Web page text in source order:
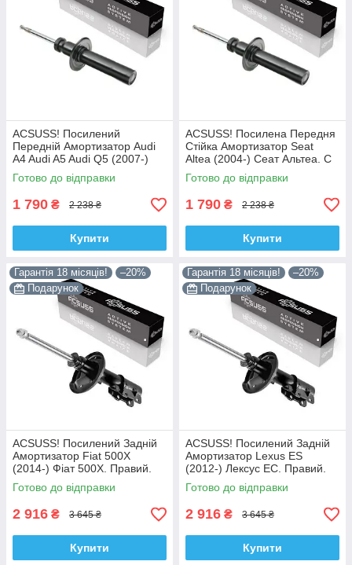
ACSUSS! Посилений
Передній Амортизатор Audi
A4 Audi A5 Audi Q5 (2007-)
Ауді А4 А5 Ку 5. С Чашкой!
313363 , 341717 Корея!
Готово до відправки
1 790 ₴ 2 238 ₴
Купити
ACSUSS! Посилена Передня
Стійка Амортизатор Seat
Altea (2004-) Сеат Альтеа. С
Чашкой! 313363 , 341717
Корея!
Готово до відправки
1 790 ₴ 2 238 ₴
Купити
Гарантія 18 місяців!
–20%
Подарунок
ACSUSS! Посилений Задній
Амортизатор Fiat 500X
(2014-) Фіат 500Х. Правий.
3348078 , 22-260970 Корея!
Готово до відправки
2 916 ₴ 3 645 ₴
Купити
Гарантія 18 місяців!
–20%
Подарунок
ACSUSS! Посилений Задній
Амортизатор Lexus ES
(2012-) Лексус ЕС. Правий.
335092 , 4853080764 Корея!
Готово до відправки
2 916 ₴ 3 645 ₴
Купити